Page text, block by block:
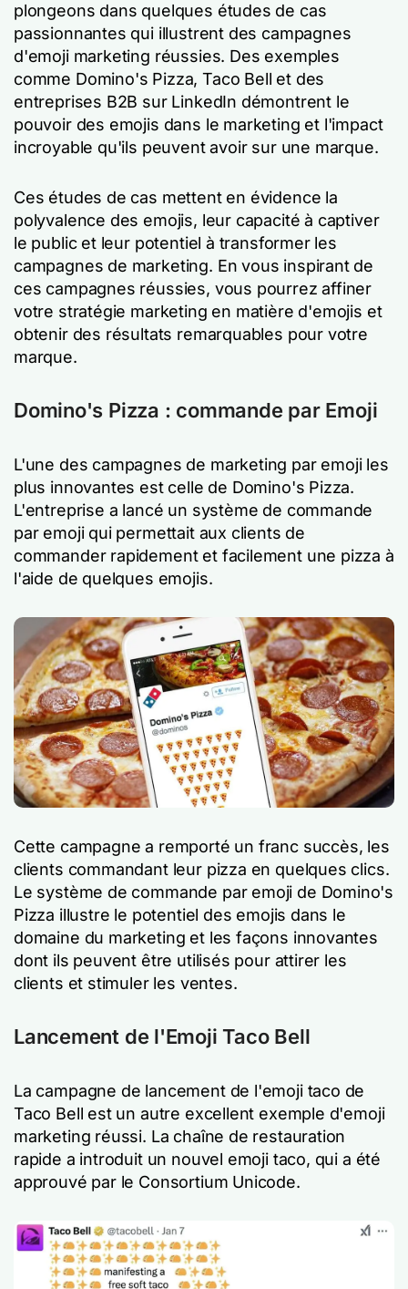
plongeons dans quelques études de cas
passionnantes qui illustrent des campagnes
d'emoji marketing réussies. Des exemples
comme Domino's Pizza, Taco Bell et des
entreprises B2B sur LinkedIn démontrent le
pouvoir des emojis dans le marketing et l'impact
incroyable qu'ils peuvent avoir sur une marque.
Ces études de cas mettent en évidence la
polyvalence des emojis, leur capacité à captiver
le public et leur potentiel à transformer les
campagnes de marketing. En vous inspirant de
ces campagnes réussies, vous pourrez affiner
votre stratégie marketing en matière d'emojis et
obtenir des résultats remarquables pour votre
marque.
Domino's Pizza : commande par Emoji
L'une des campagnes de marketing par emoji les
plus innovantes est celle de Domino's Pizza.
L'entreprise a lancé un système de commande
par emoji qui permettait aux clients de
commander rapidement et facilement une pizza à
l'aide de quelques emojis.
Cette campagne a remporté un franc succès, les
clients commandant leur pizza en quelques clics.
Le système de commande par emoji de Domino's
Pizza illustre le potentiel des emojis dans le
domaine du marketing et les façons innovantes
dont ils peuvent être utilisés pour attirer les
clients et stimuler les ventes.
Lancement de l'Emoji Taco Bell
La campagne de lancement de l'emoji taco de
Taco Bell est un autre excellent exemple d'emoji
marketing réussi. La chaîne de restauration
rapide a introduit un nouvel emoji taco, qui a été
approuvé par le Consortium Unicode.